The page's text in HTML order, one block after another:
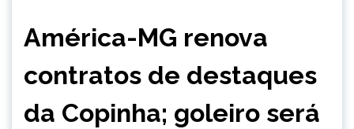
América-MG renova
contratos de destaques
da Copinha; goleiro será